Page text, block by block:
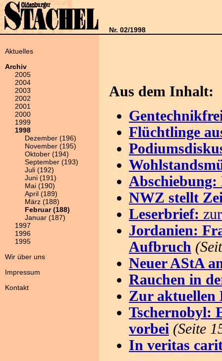
Nr. 02/1998
Aktuelles
Archiv
2005
2004
2003
2002
2001
2000
1999
1998
Dezember (196)
November (195)
Oktober (194)
September (193)
Juli (192)
Juni (191)
Mai (190)
April (189)
März (188)
Februar (188)
Januar (187)
1997
1996
1995
Wir über uns
Impressum
Kontakt
Aus dem Inhalt:
Flüchtlinge
NWZ stellt
Leserbrief:
Jordanien:
Aufbruch
Neuer AStA
Rauchen in
Zur aktuellen
Tschernobyl:
vorbei (Seite
In veritas